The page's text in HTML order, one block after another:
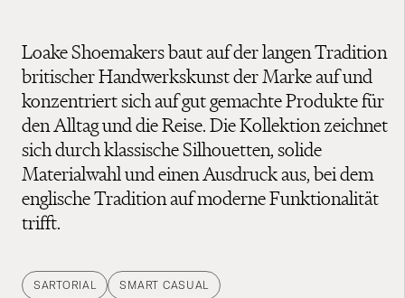
Loake Shoemakers baut auf der langen Tradition
britischer Handwerkskunst der Marke auf und
konzentriert sich auf gut gemachte Produkte für
den Alltag und die Reise. Die Kollektion zeichnet
sich durch klassische Silhouetten, solide
Materialwahl und einen Ausdruck aus, bei dem
englische Tradition auf moderne Funktionalität
trifft.
SARTORIAL SMART CASUAL